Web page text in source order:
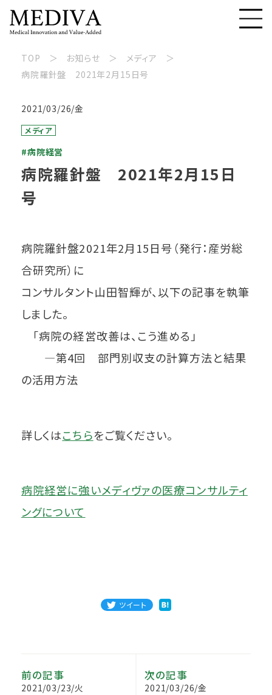
TOP お知らせ
メディア
病院羅針盤 2021年2月15日号
2021/03/26/金
メディア
#病院経営
病院羅針盤 2021年2月15日
号
病院羅針盤2021年2月15日号（発行：産労総
合研究所）に
コンサルタント山田智輝が、以下の記事を執筆
しました。
「病院の経営改善は、こう進める」
―第4回 部門別収支の計算方法と結果
の活用方法
詳しくはこちらをご覧ください。
病院経営に強いメディヴァの医療コンサルティ
ングについて
ツイート
前の記事
2021/03/23/火
次の記事
2021/03/26/金